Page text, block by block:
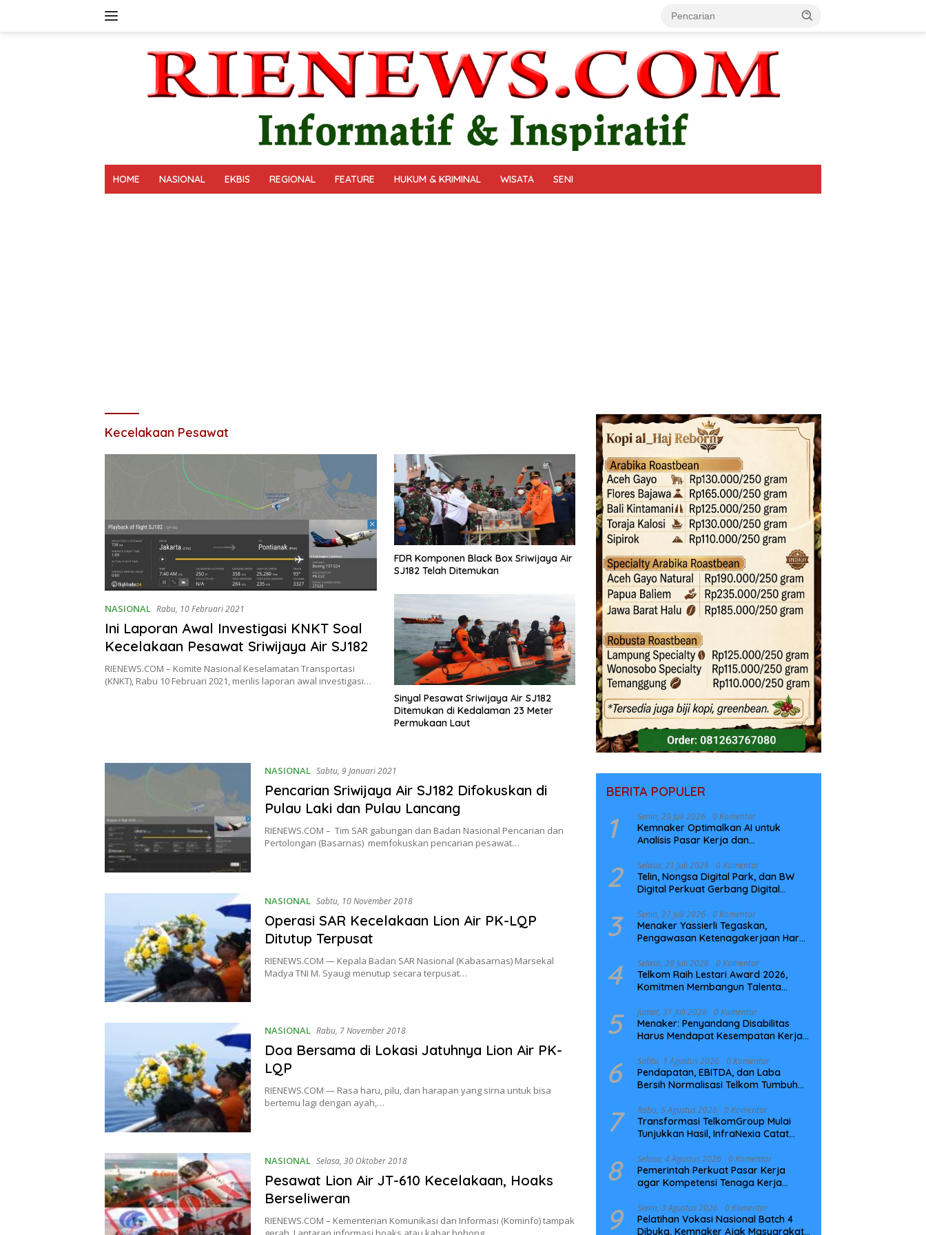
HOME NASIONAL EKBIS REGIONAL FEATURE HUKUM & KRIMINAL WISATA SENI
Kecelakaan Pesawat
NASIONAL Rabu, 10 Februari 2021
Ini Laporan Awal Investigasi KNKT Soal
Kecelakaan Pesawat Sriwijaya Air SJ182
RIENEWS.COM – Komite Nasional Keselamatan Transportasi
(KNKT), Rabu 10 Februari 2021, merilis laporan awal investigasi…
FDR Komponen Black Box Sriwijaya Air
SJ182 Telah Ditemukan
Sinyal Pesawat Sriwijaya Air SJ182
Ditemukan di Kedalaman 23 Meter
Permukaan Laut
NASIONAL Sabtu, 9 Januari 2021
Pencarian Sriwijaya Air SJ182 Difokuskan di
Pulau Laki dan Pulau Lancang
RIENEWS.COM – Tim SAR gabungan dan Badan Nasional Pencarian dan
Pertolongan (Basarnas) memfokuskan pencarian pesawat…
NASIONAL Sabtu, 10 November 2018
Operasi SAR Kecelakaan Lion Air PK-LQP
Ditutup Terpusat
RIENEWS.COM — Kepala Badan SAR Nasional (Kabasarnas) Marsekal
Madya TNI M. Syaugi menutup secara terpusat…
NASIONAL Rabu, 7 November 2018
Doa Bersama di Lokasi Jatuhnya Lion Air PK-
LQP
RIENEWS.COM — Rasa haru, pilu, dan harapan yang sirna untuk bisa
bertemu lagi dengan ayah,…
NASIONAL Selasa, 30 Oktober 2018
Pesawat Lion Air JT-610 Kecelakaan, Hoaks
Berseliweran
RIENEWS.COM – Kementerian Komunikasi dan Informasi (Kominfo) tampak
BERITA POPULER
1 Senin, 20 Juli 2026 0 Komentar
Kemnaker Optimalkan AI untuk
Analisis Pasar Kerja dan
2 Selasa, 21 Juli 2026 0 Komentar
Telin, Nongsa Digital Park, dan BW
Digital Perkuat Gerbang Digital
NCC
3 Senin, 27 Juli 2026 0 Komentar
Menaker Yassierli Tegaskan,
Pengawasan Ketenagakerjaan Harus
4 Selasa, 28 Juli 2026 0 Komentar
Telkom Raih Lestari Award 2026,
Komitmen Membangun Talenta
5 Jumat, 31 Juli 2026 0 Komentar
Menaker: Penyandang Disabilitas
Harus Mendapat Kesempatan Kerja
6 Sabtu, 1 Agustus 2026 0 Komentar
Pendapatan, EBITDA, dan Laba
Bersih Normalisasi Telkom Tumbuh
7 Rabu, 5 Agustus 2026 0 Komentar
Transformasi TelkomGroup Mulai
Tunjukkan Hasil, InfraNexia Catat
Digital Nasional
8 Selasa, 4 Agustus 2026 0 Komentar
Pemerintah Perkuat Pasar Kerja
agar Kompetensi Tenaga Kerja
9 Senin, 3 Agustus 2026 0 Komentar
Pelatihan Vokasi Nasional Batch 4
Dibuka, Kemnaker Ajak Masyarakat